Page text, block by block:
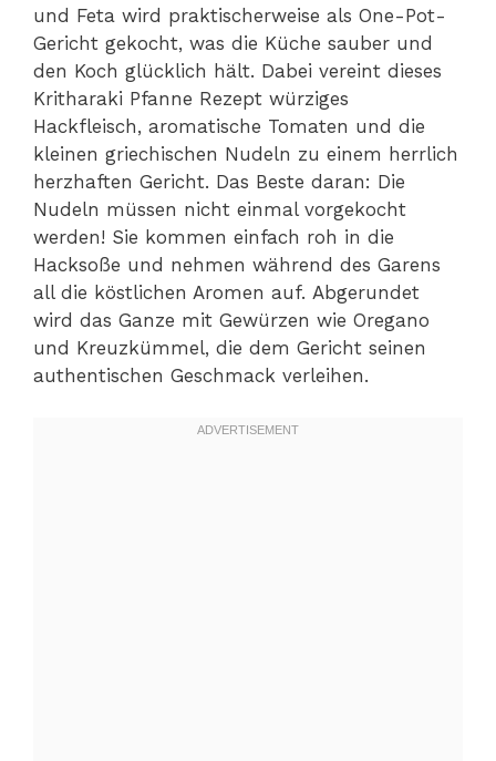
und Feta wird praktischerweise als One-Pot-
Gericht gekocht, was die Küche sauber und
den Koch glücklich hält. Dabei vereint dieses
Kritharaki Pfanne Rezept würziges
Hackfleisch, aromatische Tomaten und die
kleinen griechischen Nudeln zu einem herrlich
herzhaften Gericht. Das Beste daran: Die
Nudeln müssen nicht einmal vorgekocht
werden! Sie kommen einfach roh in die
Hacksoße und nehmen während des Garens
all die köstlichen Aromen auf. Abgerundet
wird das Ganze mit Gewürzen wie Oregano
und Kreuzkümmel, die dem Gericht seinen
authentischen Geschmack verleihen.